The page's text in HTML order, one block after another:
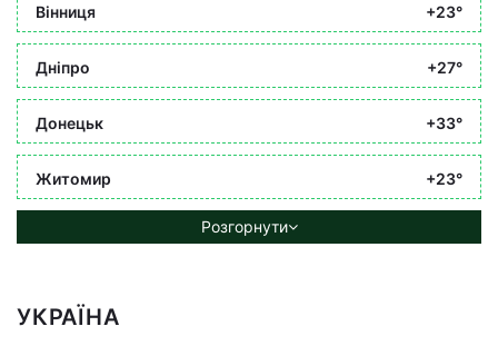
Вінниця +23°
Дніпро +27°
Донецьк +33°
Житомир +23°
Розгорнути
УКРАЇНА